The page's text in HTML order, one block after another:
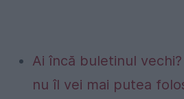
Ai încă buletinul
nu îl vei mai putea